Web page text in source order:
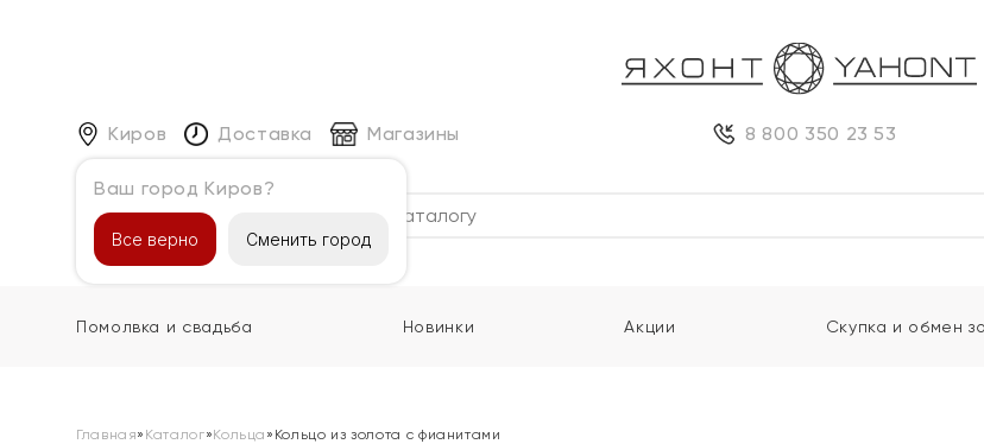
Киров
Ваш город Киров?
Все верно Сменить город
Доставка Магазины 8 800 350 23 53
Каталог
Помолвка и свадьба Новинки Акции Скупка и обмен
Главная» Каталог»Кольца » Кольцо из золота с фианитами